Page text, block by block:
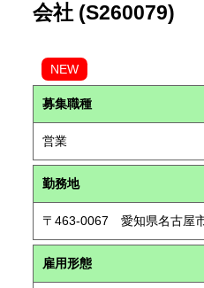
会社 (S260079)
NEW
募集職種
営業
勤務地
〒463-0067 愛知県名古屋
雇用形態